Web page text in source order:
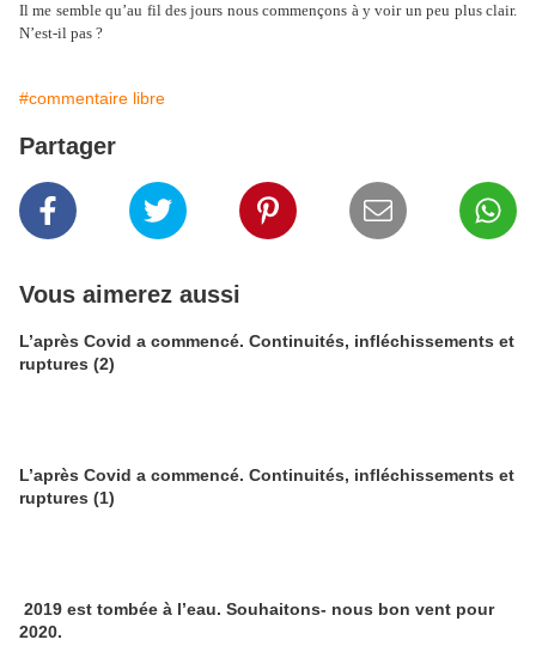
Il me semble qu’au fil des jours nous commençons à y voir un peu plus clair.
N’est-il pas ?
#commentaire libre
Partager
Vous aimerez aussi
L’après Covid a commencé. Continuités, infléchissements et
ruptures (2)
L’après Covid a commencé. Continuités, infléchissements et
ruptures (1)
2019 est tombée à l’eau. Souhaitons- nous bon vent pour
2020.